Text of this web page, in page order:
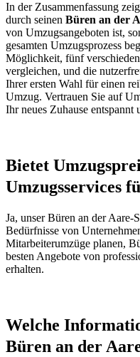
In der Zusammenfassung
durch seinen Büren an der
von Umzugsangeboten ist,
gesamten Umzugsprozess
Möglichkeit, fünf
vergleichen, und die
Ihrer ersten Wahl für einen
Umzug. Vertrauen Sie auf
Ihr neues Zuhause entspannt
Bietet
Umzugsservices
Ja, unser Büren an der Aare-
Bedürfnisse von
Mitarbeiterumzüge planen,
besten Angebote von
erhalten.
Welche
Büren an der